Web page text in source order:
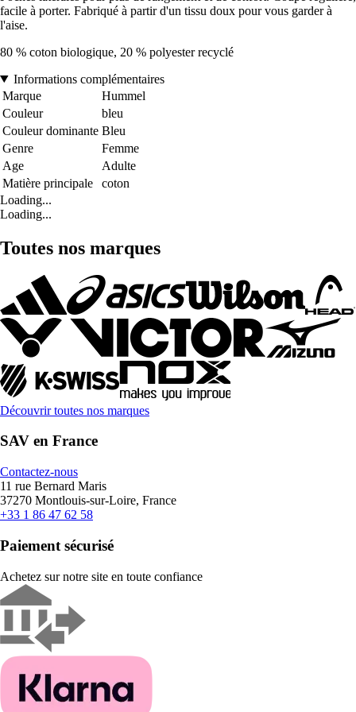
facile à porter. Fabriqué à partir d'un tissu doux pour vous garder à
l'aise.
80 % coton biologique, 20 % polyester recyclé
Informations complémentaires
Marque
Hummel
Couleur
bleu
Couleur dominante Bleu
Genre
Femme
Age
Adulte
Matière principale
coton
Loading...
Loading...
Toutes nos marques
Découvrir toutes nos marques
SAV en France
Contactez-nous
11 rue Bernard Maris
37270 Montlouis-sur-Loire, France
+33 1 86 47 62 58
Paiement sécurisé
Achetez sur notre site en toute confiance